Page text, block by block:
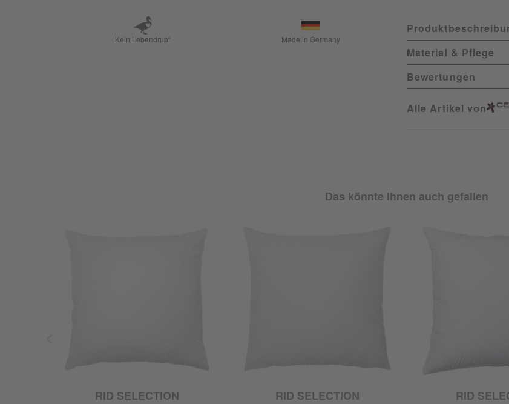
Kein Lebendrupf Made in Germany
Material & Pflege
Bewertungen
Alle Artikel von
Das könnte Ihnen auch gefallen
RID SELECTION
RID SELECTION
RID